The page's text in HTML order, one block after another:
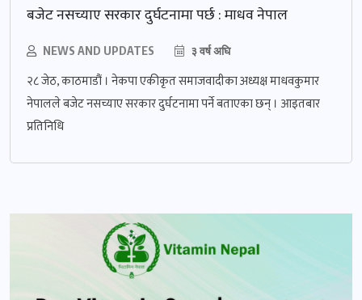
बजेट नसच्याए सरकार दुर्घटनामा पर्छ : माधव नेपाल
NEWS AND UPDATES ३ वर्ष अघि
२८ जेठ, काठमाडौं । नेकपा एकीकृत समाजवादीका अध्यक्ष माधवकुमार
नेपालले बजेट नसच्याए सरकार दुर्घटनामा पर्ने बताएका छन् । आइतबार
प्रतिनिधि